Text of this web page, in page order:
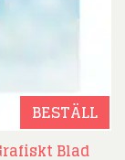
BESTÄLL
Blad